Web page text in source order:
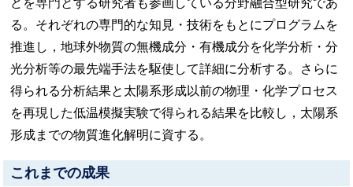
る。それぞれの専門的な知見・技術をもとにプログラムを
推進し，地球外物質の無機成分・有機成分を化学分析・分
光分析等の最先端手法を駆使して詳細に分析する。さらに
得られる分析結果と太陽系形成以前の物理・化学プロセス
を再現した低温模擬実験で得られる結果を比較し，太陽系
形成までの物質進化解明に資する。
これまでの成果